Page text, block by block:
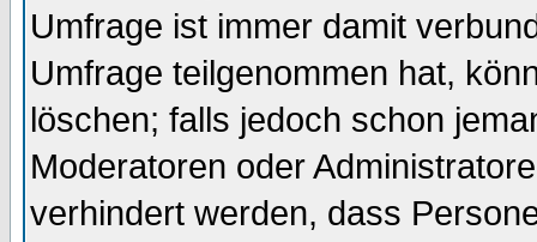
Umfrage ist immer damit
Umfrage teilgenommen hat,
löschen; falls jedoch schon
Moderatoren oder
verhindert werden, dass